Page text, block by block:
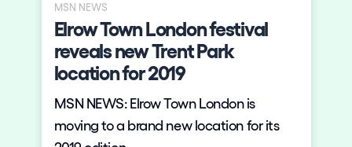
MSN NEWS
Elrow Town London festival
reveals new Trent Park
location for 2019
MSN NEWS: Elrow Town London is
moving to a brand new location for its